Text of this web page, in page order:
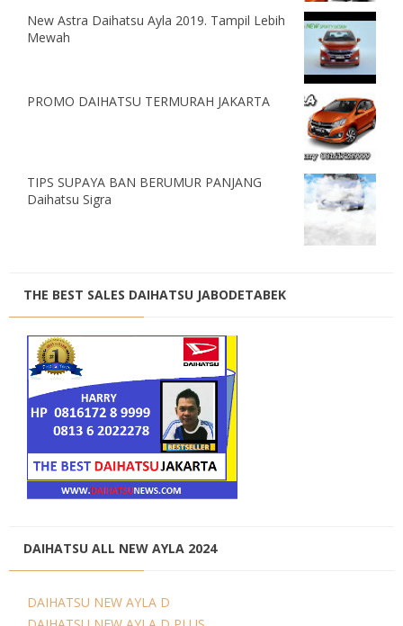
New Astra Daihatsu Ayla 2019. Tampil Lebih
Mewah
PROMO DAIHATSU TERMURAH JAKARTA
TIPS SUPAYA BAN BERUMUR PANJANG
Daihatsu Sigra
THE BEST SALES DAIHATSU JABODETABEK
DAIHATSU ALL NEW AYLA 2024
DAIHATSU NEW AYLA D